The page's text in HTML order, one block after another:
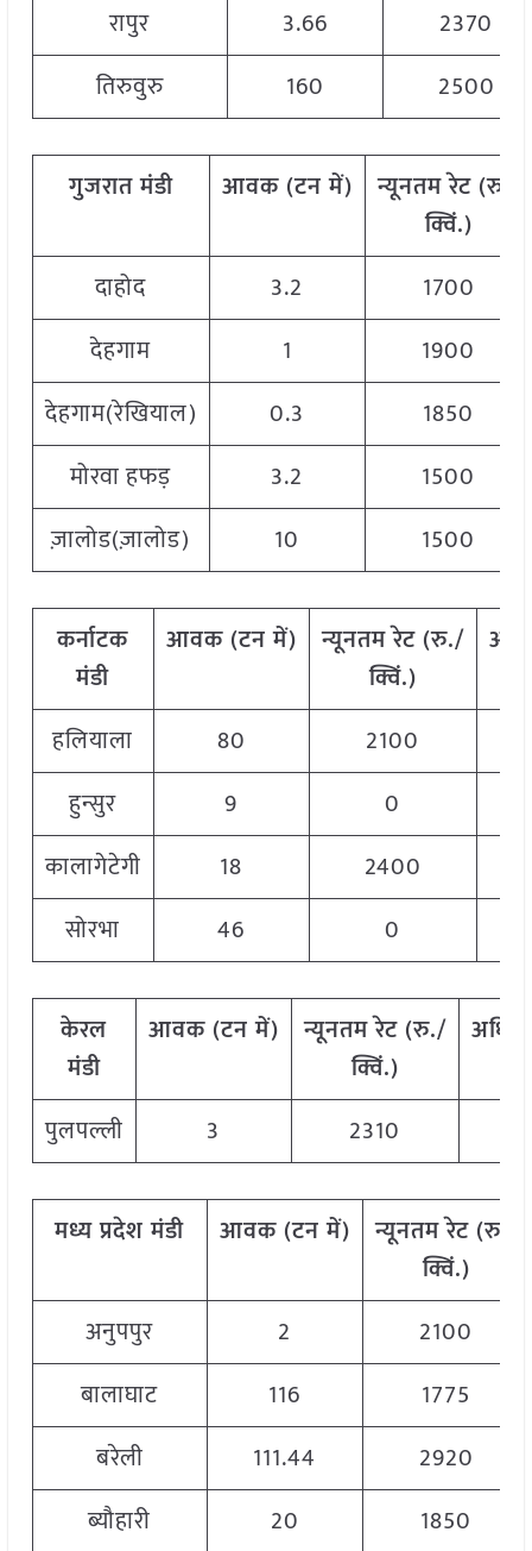
रापुर
3.66
2370
तिरुवुरु
160 2500
गुजरात मंडी आवक (टनमें) न्यूनतमरेट (रु
क्विं.)
दाहोद
3.2
1700
देहगाम
1
1900
देहगाम(रेखियाल)
0.3
1850
मोरवा हफड़
3.2
1500
ज़ालोड(ज़ालोड)
10 1500
कर्नाटक
मंडी
आवक (टनमें) न्यूनतमरेट (रु./
क्विं.)
हलियाला 80
2100
हुन्सुर
9
0
कालागेटेगी
18
2400
सोरभा
46 0
केरल
मंडी
आवक (टनमें) न्यूनतमरेट (रु./
क्विं.)
पुलपल्ली
3 2310
मध्यप्रदेश मंडी आवक (टनमें) न्यूनतमरेट (रु
क्विं.)
अनुपपुर
2
2100
बालाघाट
116
1775
बरेली
111.44
2920
ब्यौहारी
20 1850